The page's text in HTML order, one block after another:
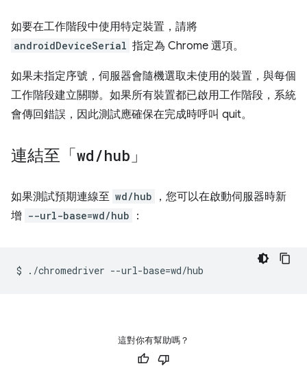
如要在工作階段中使用特定裝置，請將
androidDeviceSerial 指定為 Chrome 選項。
如果未指定序號，伺服器會隨機選取未使用的裝置，與每個
工作階段建立關聯。如果所有裝置都已啟用工作階段，系統
會傳回錯誤，因此測試應確保在完成時呼叫 quit。
連結至「wd/hub 」
如果測試預期連線至 wd/hub
，您可以在啟動伺服器時新
增 --url-base=wd/hub ：
$ ./chromedriver --url-base=
這對你有幫助嗎？